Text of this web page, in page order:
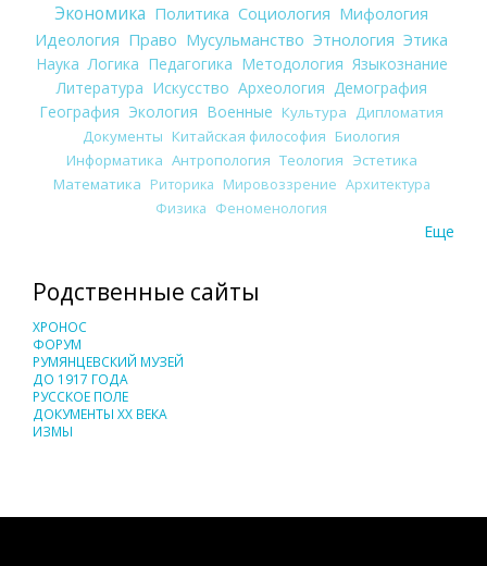
Экономика Политика Социология Мифология
Идеология Право Мусульманство Этнология Этика
Наука Логика Педагогика Методология Языкознание
Литература Искусство Археология Демография
География Экология Военные Культура
Дипломатия
Документы Китайская философия Биология
Информатика Антропология Теология Эстетика
Математика Риторика Мировоззрение Архитектура
Физика Феноменология
Еще
Родственные сайты
ХРОНОС
ФОРУМ
РУМЯНЦЕВСКИЙ МУЗЕЙ
ДО 1917 ГОДА
РУССКОЕ ПОЛЕ
ДОКУМЕНТЫ XX ВЕКА
ИЗМЫ